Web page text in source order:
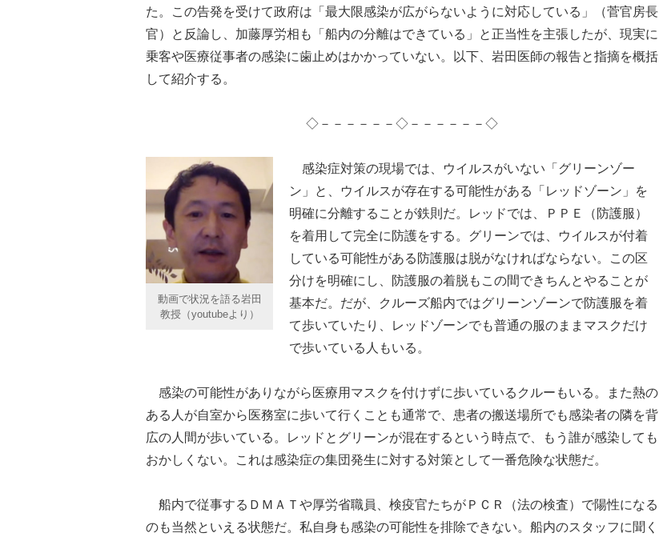
た。この告発を受けて政府は「最大限感染が広がらないように対応している」（菅官房長
官）と反論し、加藤厚労相も「船内の分離はできている」と正当性を主張したが、現実に
乗客や医療従事者の感染に歯止めはかかっていない。以下、岩田医師の報告と指摘を概括
して紹介する。
◇－－－－－－◇－－－－－－◇
動画で状況を語る岩田
教授（youtubeより）
感染症対策の現場では、ウイルスがいない「グリーンゾー
ン」と、ウイルスが存在する可能性がある「レッドゾーン」を
明確に分離することが鉄則だ。レッドでは、ＰＰＥ（防護服）
を着用して完全に防護をする。グリーンでは、ウイルスが付着
している可能性がある防護服は脱がなければならない。この区
分けを明確にし、防護服の着脱もこの間できちんとやることが
基本だ。だが、クルーズ船内ではグリーンゾーンで防護服を着
て歩いていたり、レッドゾーンでも普通の服のままマスクだけ
で歩いている人もいる。
感染の可能性がありながら医療用マスクを付けずに歩いているクルーもいる。また熱の
ある人が自室から医務室に歩いて行くことも通常で、患者の搬送場所でも感染者の隣を背
広の人間が歩いている。レッドとグリーンが混在するという時点で、もう誰が感染しても
おかしくない。これは感染症の集団発生に対する対策として一番危険な状態だ。
船内で従事するＤＭＡＴや厚労省職員、検疫官たちがＰＣＲ（法の検査）で陽性になる
のも当然といえる状態だ。私自身も感染の可能性を排除できない。船内のスタッフに聞く